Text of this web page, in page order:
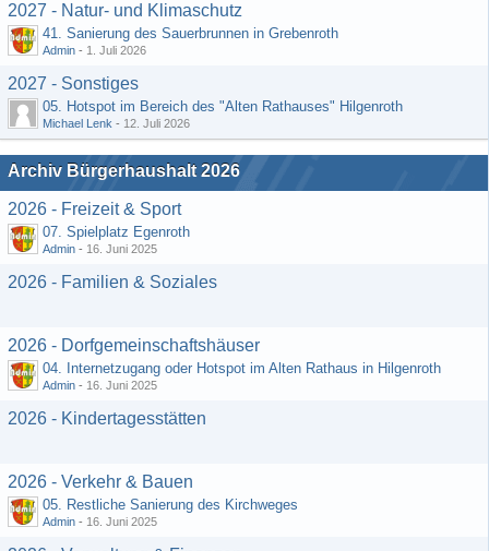
2027 - Natur- und Klimaschutz
41. Sanierung des Sauerbrunnen in Grebenroth
Admin - 1. Juli 2026
2027 - Sonstiges
05. Hotspot im Bereich des "Alten Rathauses" Hilgenroth
Michael Lenk - 12. Juli 2026
Archiv Bürgerhaushalt 2026
2026 - Freizeit & Sport
07. Spielplatz Egenroth
Admin - 16. Juni 2025
2026 - Familien & Soziales
2026 - Dorfgemeinschaftshäuser
04. Internetzugang oder Hotspot im Alten Rathaus in Hilgenroth
Admin - 16. Juni 2025
2026 - Kindertagesstätten
2026 - Verkehr & Bauen
05. Restliche Sanierung des Kirchweges
Admin - 16. Juni 2025